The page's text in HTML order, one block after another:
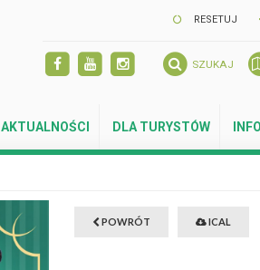
RESETUJ
SZUKAJ
AKTUALNOŚCI DLA TURYSTÓW
POWRÓT ICAL